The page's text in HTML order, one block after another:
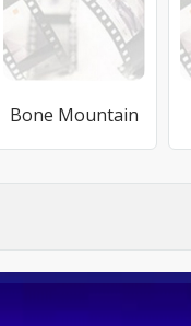
Bone Mountain